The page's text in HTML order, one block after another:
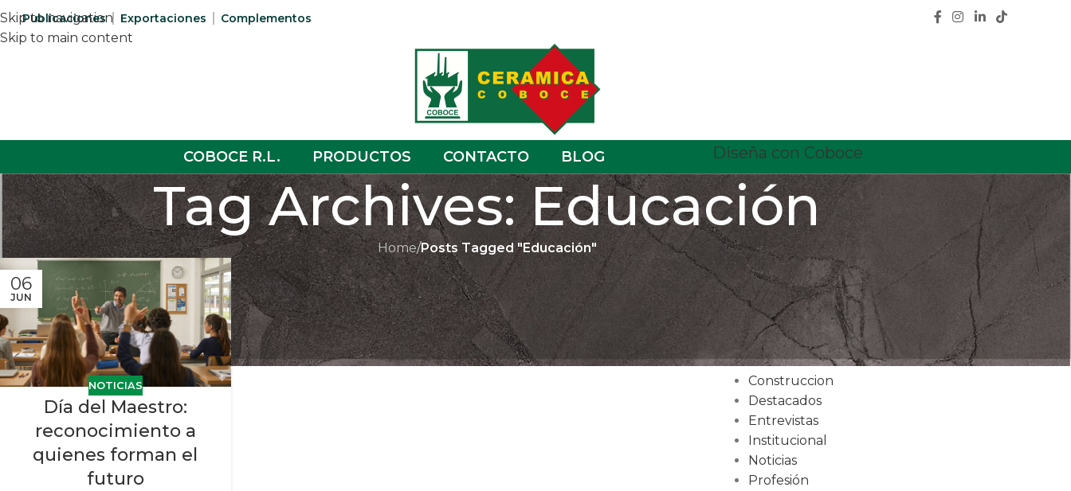
Skip to navigation
Skip to main content
Publicaciones Exportaciones Complementos
COBOCE R.L. PRODUCTOS CONTACTO BLOG Diseña con Coboce
Tag Archives: Educación
Home/Posts Tagged "Educación"
06
JUN
NOTICIAS
Día del Maestro:
reconocimiento a
quienes forman el
futuro
CATEGORÍAS
Calidad
Características
Ceramica
Condiciones
Construccion
Destacados
Entrevistas
Institucional
Noticias
Profesión